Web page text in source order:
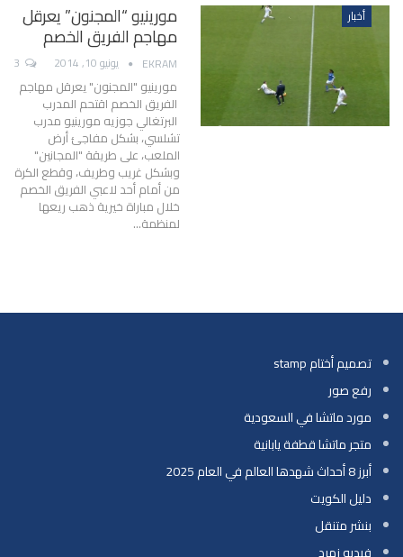
أخبار مورينيو “المجنون” يعرقل
مهاجم الفريق الخصم
EKRAM يونيو 10, 2014
مورينيو "المجنون" يعرقل مهاجم
الفريق الخصم اقتحم المدرب
البرتغالي جوزيه مورينيو مدرب
تشلسي، بشكل مفاجئ أرض
الملعب، على طريقة "المجانين"
وبشكل غريب وطريف، وقطع الكرة
من أمام أحد لاعبي الفريق الخصم
خلال مباراة خيرية ذهب ريعها
لمنظمة…
تصميم أختام stamp
رفع صور
مورد ماتشا في السعودية
متجر ماتشا قطفة يابانية
أبرز 8 أحداث شهدها العالم في العام 2025
دليل الكويت
بنشر متنقل